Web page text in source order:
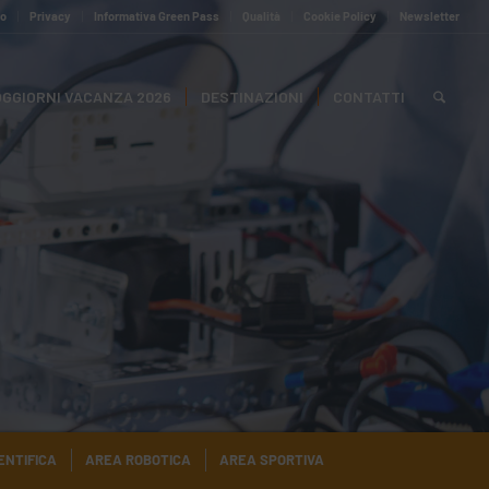
Privacy Informativa Green Pass Cookie Policy Newsletter
VACANZA 2026 DESTINAZIONI CONTATTI
AREA ROBOTICA AREA SPORTIVA